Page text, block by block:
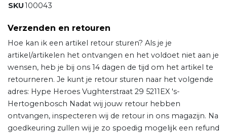
SKU100043
Verzenden en retouren
Hoe kan ik een artikel retour sturen? Als je je
artikel/artikelen het ontvangen en het voldoet niet aan je
wensen, heb je bij ons 14 dagen de tijd om het artikel te
retourneren. Je kunt je retour sturen naar het volgende
adres: Hype Heroes Vughterstraat 29 5211EX 's-
Hertogenbosch Nadat wij jouw retour hebben
ontvangen, inspecteren wij de retour in ons magazijn. Na
goedkeuring zullen wij je zo spoedig mogelijk een refund